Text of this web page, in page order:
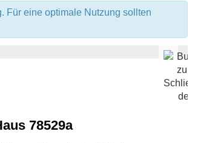
Für eine optimale Nutzung sollten
78529a